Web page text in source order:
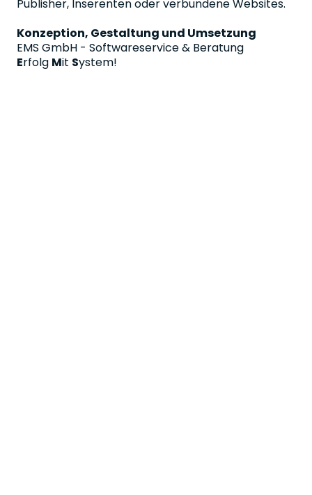
Publisher, Inserenten oder verbundene Websites.
Konzeption, Gestaltung und Umsetzung
EMS GmbH - Softwareservice & Beratung
Erfolg Mit System!